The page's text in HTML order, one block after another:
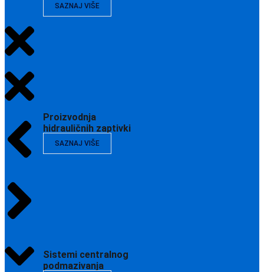
SAZNAJ VIŠE
Proizvodnja
hidrauličnih zaptivki
SAZNAJ VIŠE
Sistemi centralnog
podmazivanja